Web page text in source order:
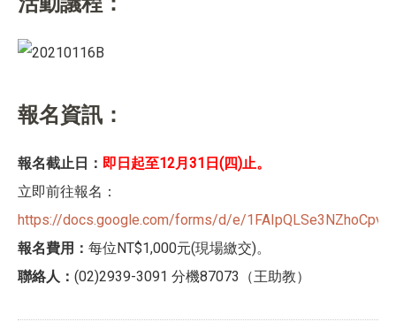
報名資訊：
報名截止日： 即日起至12月31日(四)止。
立即前往報名：
https://docs.google.com/forms/d/e/
報名費用： 每位NT$1,000元(現場繳交)。
聯絡人： (02)2939-3091 分機87073（王助教）